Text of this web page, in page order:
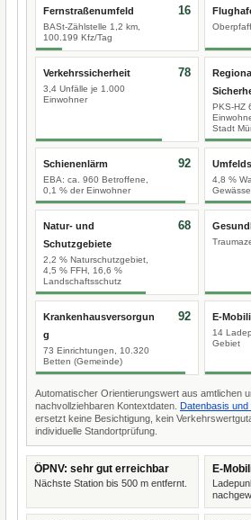
Fernstraßenumfeld
BASt-Zählstelle 1,2 km,
100.199 Kfz/Tag
16
Verkehrssicherheit
3,4 Unfälle je 1.000
Einwohner
78
PKS-HZ
Stadt
Schienenlärm
EBA: ca. 960 Betroffene,
0,1 % der Einwohner
92
4,8 %
Natur- und
Schutzgebiete
2,2 % Naturschutzgebiet,
4,5 % FFH, 16,6 %
Landschaftsschutz
68
Krankenhausversorgun
g
73 Einrichtungen, 10.320
Betten (Gemeinde)
92 E-
14
Gebiet
Automatischer Orientierungswert aus amtlichen
nachvollziehbaren Kontextdaten. Datenbasis
ersetzt keine Besichtigung, kein
individuelle Standortprüfung.
ÖPNV: sehr gut erreichbar
Nächste Station bis 500 m entfernt.
E-